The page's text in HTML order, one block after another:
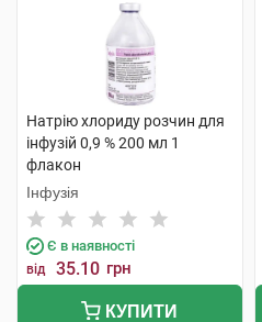
Натрію хлориду розчин для
інфузій 0,9 % 200 мл 1
флакон
Інфузія
Є в наявності
від 35.10 грн
КУПИТИ